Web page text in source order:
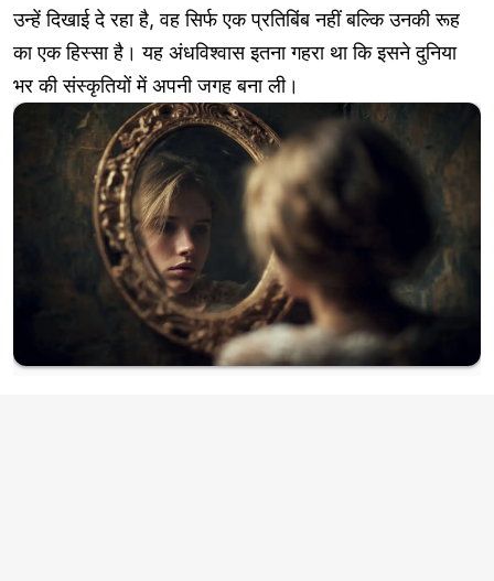
उन्हें दिखाई दे रहा है, वह सिर्फ एक प्रतिबिंब नहीं बल्कि उनकी रूह
का एक हिस्सा है। यह अंधविश्वास इतना गहरा था कि इसने दुनिया
भर की संस्कृतियों में अपनी जगह बना ली।